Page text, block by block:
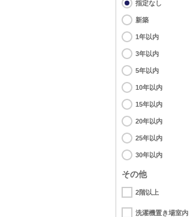
指定なし
新築
1年以内
3年以内
5年以内
10年以内
15年以内
20年以内
25年以内
30年以内
その他
2階以上
洗濯機置き場室内